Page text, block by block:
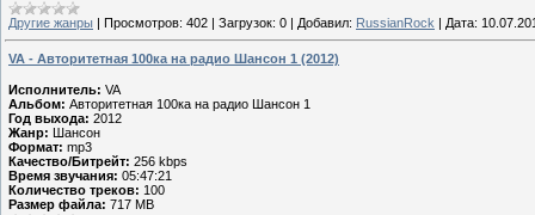
Другие жанры | Просмотров: 402 | Загрузок: 0 | Добавил: RussianRock | Дата:
VA - Авторитетная 100ка на радио Шансон 1 (2012)
Исполнитель: VA
Альбом: Авторитетная 100ка на радио Шансон 1
Год выхода: 2012
Жанр: Шансон
Формат: mp3
Качество/Битрейт: 256 kbps
Время звучания: 05:47:21
Количество треков: 100
Размер файла: 717 MB